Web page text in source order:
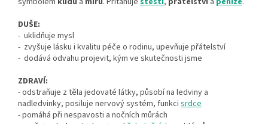
DUŠE:
- uklidňuje mysl
- zvyšuje lásku i kvalitu péče o rodinu, upevňuje přátelství
- dodává odvahu projevit, kým ve skutečnosti jsme
ZDRAVÍ:
- odstraňuje z těla jedovaté látky, působí na ledviny a
nadledvinky, posiluje nervový systém, funkci srdce
- pomáhá při nespavosti a nočních můrách